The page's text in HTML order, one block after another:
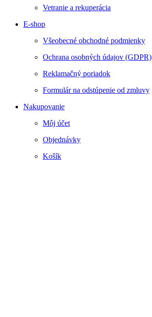
Vetranie a rekuperácia
E-shop
Všeobecné obchodné podmienky
Ochrana osobných údajov (GDPR)
Reklamačný poriadok
Formulár na odstúpenie od zmluvy
Nakupovanie
Môj účet
Objednávky
Košík